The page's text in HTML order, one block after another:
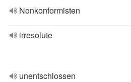
Nonkonformisten
irresolute
unentschlossen